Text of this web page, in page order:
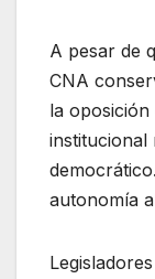
A pesar de
CNA
la
autonomía